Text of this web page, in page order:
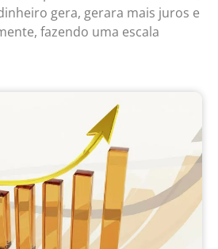
gera, gerara mais juros e
fazendo uma escala